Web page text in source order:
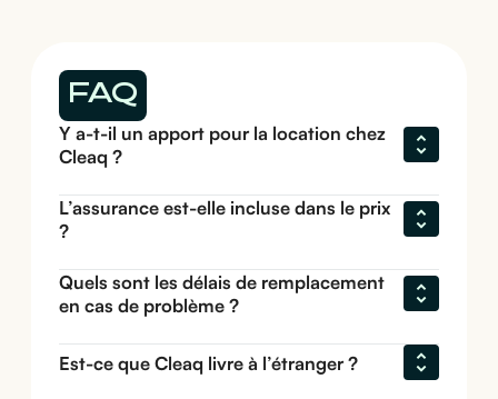
FAQ
Y a-t-il un apport pour la location chez
Cleaq ?
L’assurance est-elle incluse dans le prix
?
Quels sont les délais de remplacement
en cas de problème ?
Est-ce que Cleaq livre à l’étranger ?